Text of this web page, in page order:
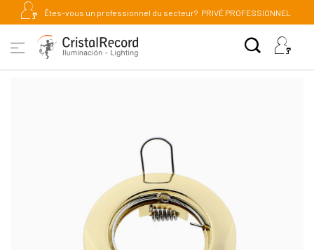
Êtes-vous un professionnel du secteur? PRIVÉ PROFESSIONNEL